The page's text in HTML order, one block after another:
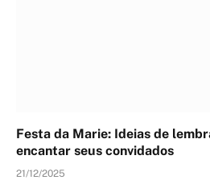
Festa da Marie: Ideias de
encantar seus convidados
21/12/2025